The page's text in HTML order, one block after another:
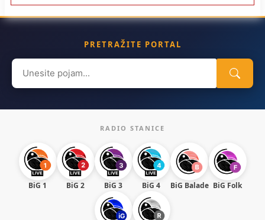
PRETRAŽITE PORTAL
Search
for:
RADIO STANICE
BiG 1 BiG 2 BiG 3 BiG 4 BiG Balade BiG Folk